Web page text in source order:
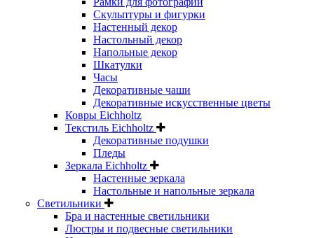
Скульптуры и фигурки
Настенный декор
Настольный декор
Напольные декор
Шкатулки
Часы
Декоративные чаши
Декоративные искусственные цветы
Ковры Eichholtz
Текстиль Eichholtz
Декоративные подушки
Пледы
Зеркала Eichholtz
Настенные зеркала
Настольные и напольные зеркала
Светильники
Бра и настенные светильники
Люстры и подвесные светильники